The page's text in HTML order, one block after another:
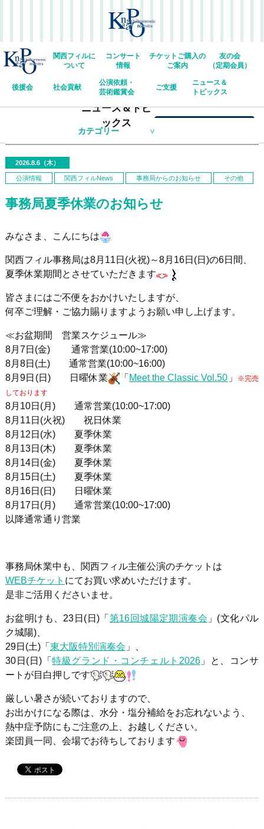
関西フィルに
ついて
コンサート
情報
チケットご購入の
ご案内
友の会
（定期会員）
後援会 社会貢献
公演依頼・
芸術鑑賞会
ご支援
ニュース＆
トピックス
ニュース＆トピ
ックス
カテゴリー
2026.8.6（木）
公演情報 関西フィルNews 事務局からのお知らせ その他
事務局夏季休業のお知らせ
みなさま、こんにちは
関西フィル事務局は8月11日(火祝)～8月16日(日)の6日間、
夏季休業期間とさせていただきます
皆さまにはご不便をおかけいたしますが、
何卒ご理解・ご協力賜りますようお願い申し上げます。
≪お盆期間 営業スケジュール≫
8月7日(金) 通常営業(10:00~17:00)
8月8日(土) 通常営業(10:00~16:00)
8月9日(日) 日曜休業
「 Meet the Classic Vol.50 」
※完売
しております
8月10日(月) 通常営業(10:00~17:00)
8月11日(火祝) 祝日休業
8月12日(水) 夏季休業
8月13日(木) 夏季休業
8月14日(金) 夏季休業
8月15日(土) 夏季休業
8月16日(日) 日曜休業
8月17日(月) 通常営業(10:00~17:00)
以降通常通り営業
事務局休業中も、関西フィル主催公演のチケットは
WEBチケット にてお買い求めいただけます。
是非ご活用くださいませ。
お盆明け も、 23日(日)「 第16回城陽定期演奏会 」(文化パル
ク城陽)、
29日(土)「 東大阪特別演奏会 」、
30日(日)「特級グランド・コンチェルト2026」と、コンサ
ートが目白押しです
厳しい暑さが続いておりますので、
お出かけになる際は、水分・塩分補給をお忘れないよう、
熱中症予防にもご注意の上、お越しください。
楽団員一同、会場でお待ちしております